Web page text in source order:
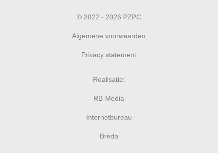
© 2022 - 2026 PZPC
Algemene voorwaarden
Privacy statement
Realisatie:
RB-Media
Internetbureau
Breda